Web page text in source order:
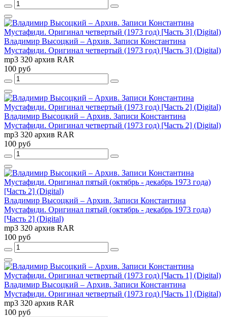
Владимир Высоцкий – Архив. Записи Константина
Мустафиди. Оригинал четвертый (1973 год) [Часть 3] (Digital)
mp3 320 архив RAR
100 руб
Владимир Высоцкий – Архив. Записи Константина
Мустафиди. Оригинал четвертый (1973 год) [Часть 2] (Digital)
mp3 320 архив RAR
100 руб
Владимир Высоцкий – Архив. Записи Константина
Мустафиди. Оригинал пятый (октябрь - декабрь 1973 года)
[Часть 2] (Digital)
mp3 320 архив RAR
100 руб
Владимир Высоцкий – Архив. Записи Константина
Мустафиди. Оригинал четвертый (1973 год) [Часть 1] (Digital)
mp3 320 архив RAR
100 руб